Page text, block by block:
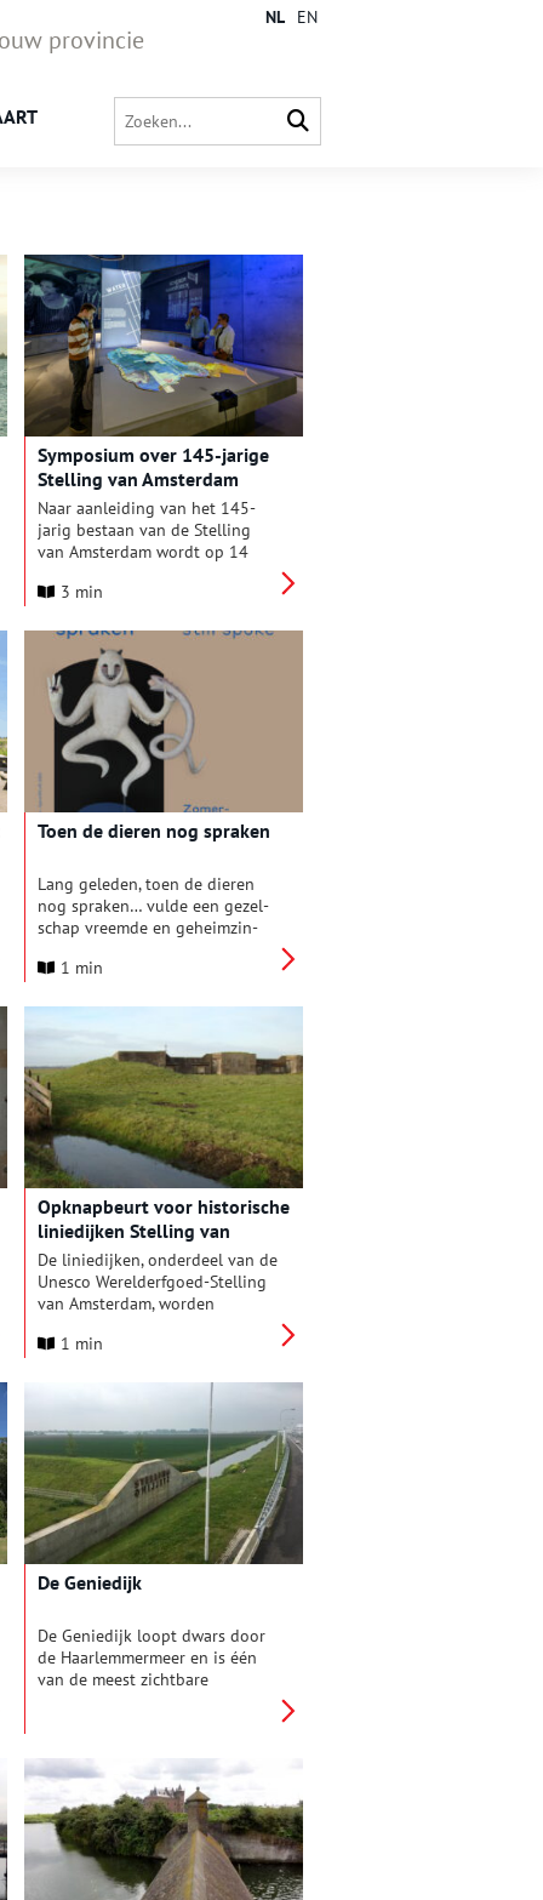
provincie
NL EN
Symposium over 145-jarige
Stelling van Amsterdam
Naar aanleiding van het 145-
jarig bestaan van de Stelling
van Amsterdam wordt op 14
georganiseerd. Medewerkers
en communicatie), overheden
(cultuur, erfgoed en ruimtelijke
ordening) en andere
geïnteresseerden zijn van harte
welkom.
3 min
Toen de dieren nog spraken
Lang ge­leden, toen de dieren
nog spraken… vulde een ge­zel­
schap vreemde en ge­heim­zin­
Vijfhuizen. Kik­kers dan­sten op
tooid met gewei rond aan een
stalten zwierven door de
gangen op zoek naar be­te­kenis
en kat­ten­kwaad.
1 min
Opknapbeurt voor historische
liniedijken Stelling van
Amsterdam
De liniedijken, onderdeel van de
Unesco Werelderfgoed-Stelling
van Amsterdam, worden
provincie Noord-Holland voert
herstelproject uit om deze
historische verdedigingswerken
beter zichtbaar en herkenbaar
te maken.
1 min
De Geniedijk
De Geniedijk loopt dwars door
de Haarlemmermeer en is één
van de meest zichtbare
van de Haarlemmermeer onder
water te zetten, terwijl het
noordelijke deel droog bleef.